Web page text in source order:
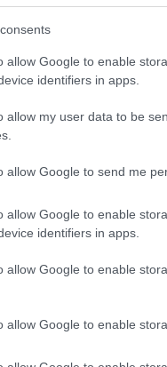
allow Google to enable
identifiers in apps.
allow my user data to be
allow Google to send me
allow Google to enable
identifiers in apps.
allow Google to enable
allow Google to enable
könyv és filmsorozat
játék formájában
év végén.
shooter lesz
helyett valós idejű
II: Definitive
kora
az egyik legjobb
az időt az Age of